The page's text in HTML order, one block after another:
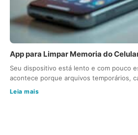
App para Limpar Memoria do
Seu dispositivo está lento e com pouco
acontece porque arquivos temporários,
Leia mais